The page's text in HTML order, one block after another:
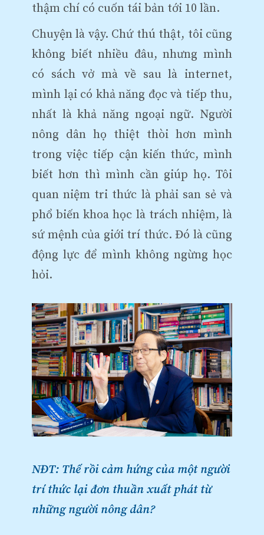
thậm chí có cuốn tái bản tới 10 lần.
Chuyện là vậy. Chứ thú thật, tôi cũng
không biết nhiều đâu, nhưng mình
có sách vở mà về sau là internet,
mình lại có khả năng đọc và tiếp thu,
nhất là khả năng ngoại ngữ. Người
nông dân họ thiệt thòi hơn mình
trong việc tiếp cận kiến thức, mình
biết hơn thì mình cần giúp họ. Tôi
quan niệm tri thức là phải san sẻ và
phổ biến khoa học là trách nhiệm, là
sứ mệnh của giới trí thức. Đó là cũng
động lực để mình không ngừng học
hỏi.
NĐT: Thế rồi cảm hứng của một người
trí thức lại đơn thuần xuất phát từ
những người nông dân?